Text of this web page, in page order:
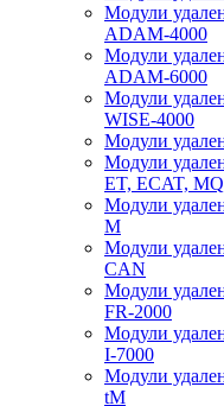
Модули
ADAM-4000
Модули
ADAM-6000
Модули
WISE-4000
Модули
Модули
ET, ECAT, MQ
Модули
M
Модули
CAN
Модули
FR-2000
Модули
I-7000
Модули
tM